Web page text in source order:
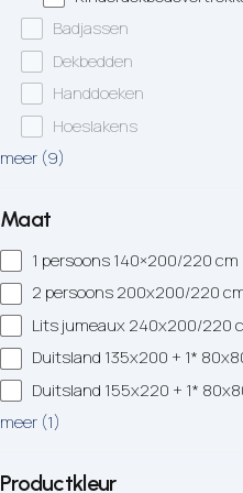
Hoofdkussens
Matrasbeschermers
Rood
Oranje
Badjassen
Dekbedden
Handdoeken
Hoeslakens
meer (9)
Maat
1 persoons 140×200/220 cm
2 persoons 200x200/220
Lits jumeaux 240x200/220
Duitsland 135x200 + 1*
Duitsland 155x220 + 1*
meer (1)
Productkleur